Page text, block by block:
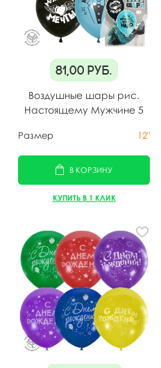
81,00 руб.
Воздушные шары рис.
Настоящему Мужчине 5
Размер 12"
В КОРЗИНУ
КУПИТЬ В 1 КЛИК